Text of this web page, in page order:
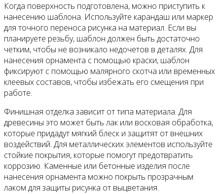
Когда поверхность подготовлена, можно приступить к
нанесению шаблона. Используйте карандаш или маркер
для точного переноса рисунка на материал. Если вы
планируете резьбу, шаблон должен быть достаточно
четким, чтобы не возникало недочетов в деталях. Для
нанесения орнамента с помощью краски, шаблон
фиксируют с помощью малярного скотча или временных
клеевых составов, чтобы избежать его смещения при
работе.
Финишная отделка зависит от типа материала. Для
древесины это может быть лак или восковая обработка,
которые придадут мягкий блеск и защитят от внешних
воздействий. Для металлических элементов используйте
стойкие покрытия, которые помогут предотвратить
коррозию. Каменные или бетонные изделия после
нанесения орнамента можно покрыть прозрачным
лаком для защиты рисунка от выцветания.